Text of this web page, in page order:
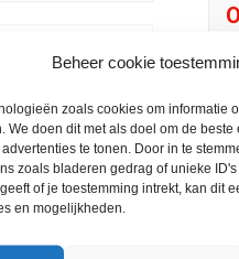
Beheer cookie
zoals cookies om informatie
We doen dit met als doel om de
te tonen. Door in te
zoals bladeren gedrag of unieke
of je toestemming intrekt, kan dit
en mogelijkheden.